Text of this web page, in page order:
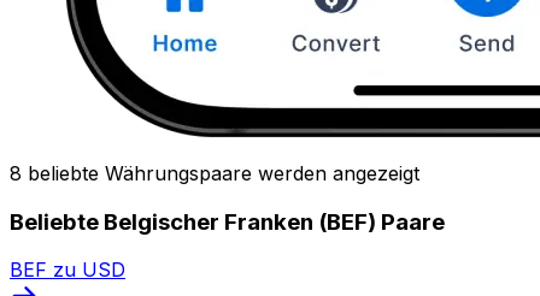
8 beliebte Währungspaare werden angezeigt
Beliebte Belgischer Franken (BEF) Paare
BEF zu USD